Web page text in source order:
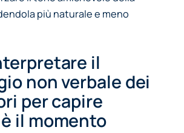
più naturale e meno
il
non verbale dei
per capire
il momento